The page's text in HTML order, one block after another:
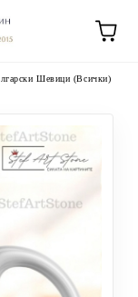
Шевици (Всички)